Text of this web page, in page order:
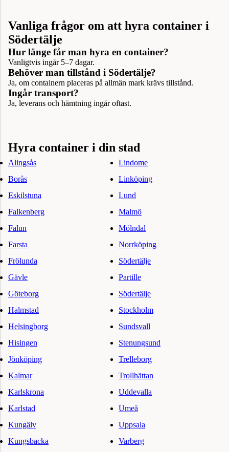
Vanliga frågor om att hyra container i
Södertälje
Hur länge får man hyra en container?
Vanligtvis ingår 5–7 dagar.
Behöver man tillstånd i Södertälje?
Ja, om containern placeras på allmän mark krävs tillstånd.
Ingår transport?
Ja, leverans och hämtning ingår oftast.
Hyra container i din stad
Alingsås
Borås
Eskilstuna
Falkenberg
Falun
Farsta
Frölunda
Gävle
Göteborg
Halmstad
Helsingborg
Hisingen
Jönköping
Kalmar
Karlskrona
Karlstad
Kungälv
Kungsbacka
Lindome
Linköping
Lund
Malmö
Mölndal
Norrköping
Södertälje
Partille
Södertälje
Stockholm
Sundsvall
Stenungsund
Trelleborg
Trollhättan
Uddevalla
Umeå
Uppsala
Varberg